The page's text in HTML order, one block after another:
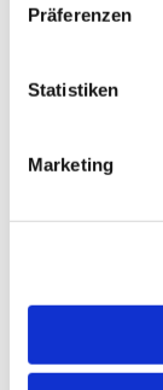
Präferenzen
Statistiken
Marketing